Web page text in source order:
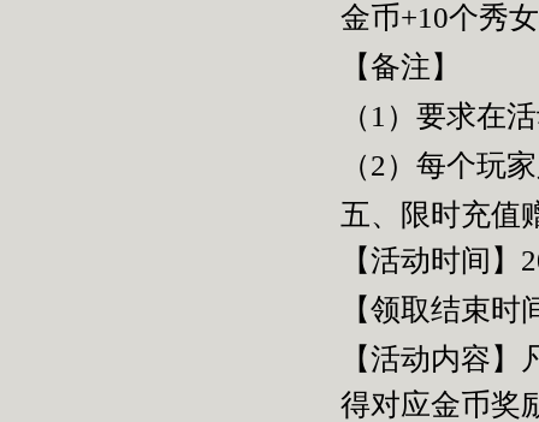
金币+10个秀
【备注】
（ 1 ）要求在
（2）每个玩
五、限时充值
【活动时间】
【领取结束时
【活动内容
得对应金币奖